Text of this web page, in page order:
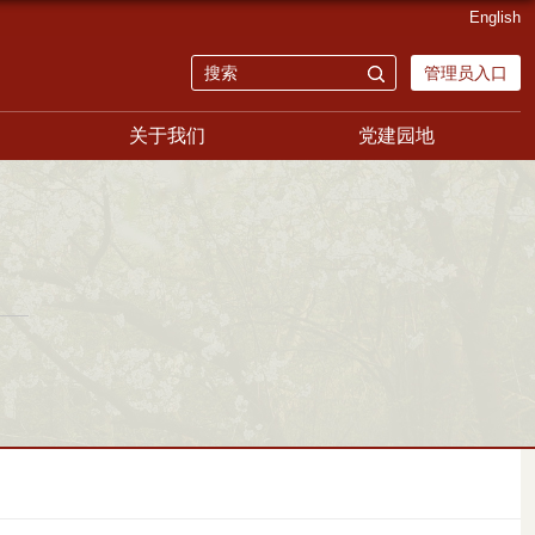
管理员入口
English
关于我们 党建园地